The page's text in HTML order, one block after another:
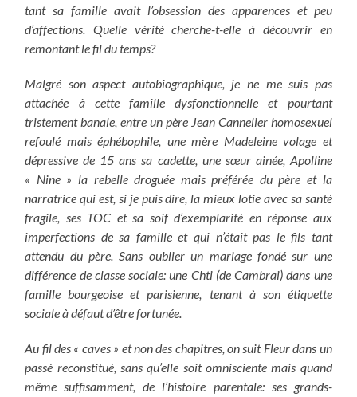
tant sa famille avait l’obsession des apparences et peu
d’affections. Quelle vérité cherche-t-elle à découvrir en
remontant le fil du temps?
Malgré son aspect autobiographique, je ne me suis pas
attachée à cette famille dysfonctionnelle et pourtant
tristement banale, entre un père Jean Cannelier homosexuel
refoulé mais éphébophile, une mère Madeleine volage et
dépressive de 15 ans sa cadette, une sœur ainée, Apolline
« Nine » la rebelle droguée mais préférée du père et la
narratrice qui est, si je puis dire, la mieux lotie avec sa santé
fragile, ses TOC et sa soif d’exemplarité en réponse aux
imperfections de sa famille et qui n’était pas le fils tant
attendu du père. Sans oublier un mariage fondé sur une
différence de classe sociale: une Chti (de Cambrai) dans une
famille bourgeoise et parisienne, tenant à son étiquette
sociale à défaut d’être fortunée.
Au fil des « caves » et non des chapitres, on suit Fleur dans un
passé reconstitué, sans qu’elle soit omnisciente mais quand
même suffisamment, de l’histoire parentale: ses grands-